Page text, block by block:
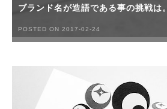
ブランド名が造語である事の挑戦は。
POSTED ON 2017-02-24